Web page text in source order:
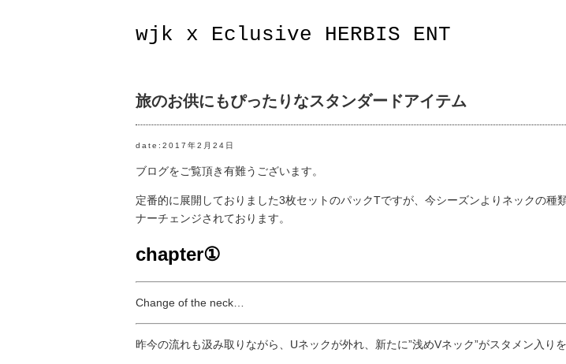
wjk x Eclusive HERBIS ENT
旅のお供にもぴったりなスタンダードアイテム
date:2017年2月24日
ブログをご覧頂き有難うございます。
定番的に展開しておりました3枚セットのパックTですが、今シーズンよりネックの種
ナーチェンジされております。
chapter①
Change of the neck…
昨今の流れも汲み取りながら、Uネックが外れ、新たに”浅めVネック”がスタメン入りを